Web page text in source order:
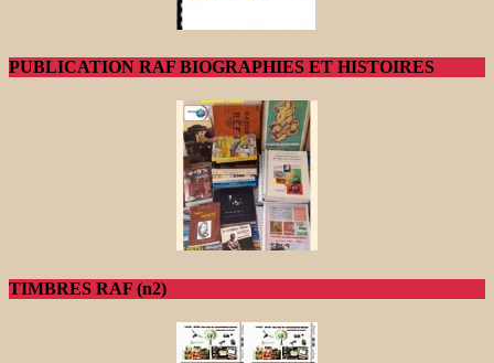
PUBLICATION RAF BIOGRAPHIES ET HISTOIRES
TIMBRES RAF (n2)